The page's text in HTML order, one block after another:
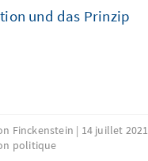
und das Prinzip
Finckenstein
14 juillet 2021
politique